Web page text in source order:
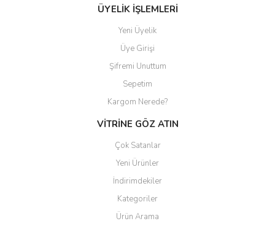
ÜYELİK İŞLEMLERİ
Yeni Üyelik
Üye Girişi
Şifremi Unuttum
Sepetim
Kargom Nerede?
VİTRİNE GÖZ ATIN
Çok Satanlar
Yeni Ürünler
İndirimdekiler
Kategoriler
Ürün Arama